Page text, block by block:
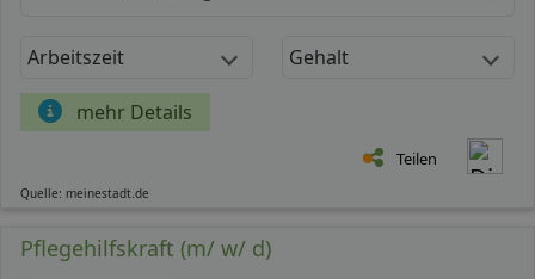
Arbeitszeit Gehalt
mehr Details
Teilen
Quelle: meinestadt.de
Pflegehilfskraft (m/ w/ d)